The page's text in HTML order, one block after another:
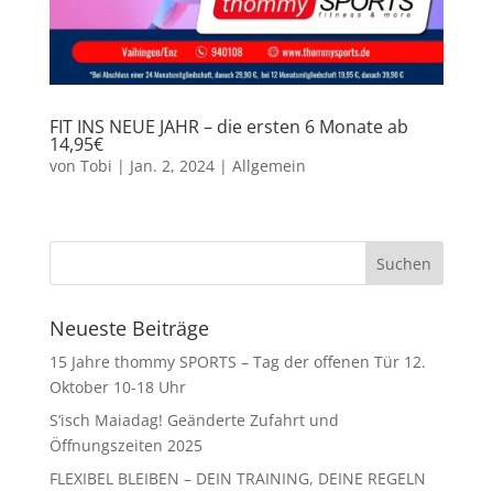
FIT INS NEUE JAHR – die ersten 6 Monate ab
14,95€
von Tobi | Jan. 2, 2024| Allgemein
Neueste Beiträge
15 Jahre thommy SPORTS – Tag der offenen Tür 12.
Oktober 10-18 Uhr
S’isch Maiadag! Geänderte Zufahrt und
Öffnungszeiten 2025
FLEXIBEL BLEIBEN – DEIN TRAINING, DEINE REGELN